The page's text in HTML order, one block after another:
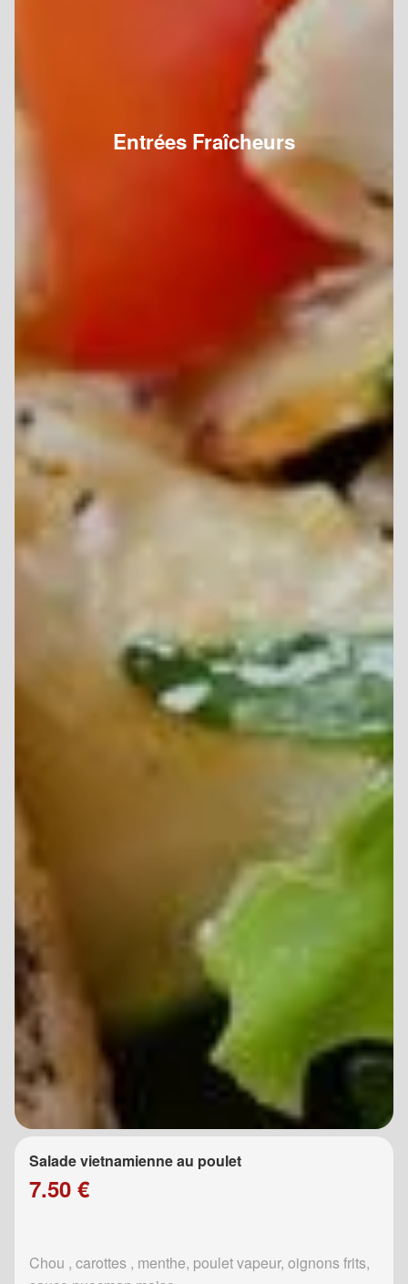
Entrées Fraîcheurs
Salade vietnamienne au poulet
7.50 €
Chou , carottes , menthe, poulet vapeur, oignons frits,